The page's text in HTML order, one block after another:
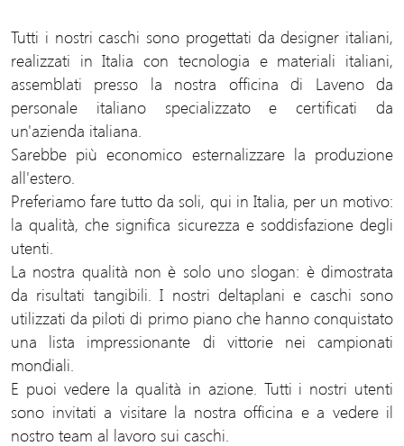
Tutti i nostri caschi sono progettati da designer italiani,
realizzati in Italia con tecnologia e materiali italiani,
assemblati presso la nostra officina di Laveno da
personale italiano specializzato e certificati da
un'azienda italiana.
Sarebbe più economico esternalizzare la produzione
all'estero.
Preferiamo fare tutto da soli, qui in Italia, per un motivo:
la qualità, che significa sicurezza e soddisfazione degli
utenti.
La nostra qualità non è solo uno slogan: è dimostrata
da risultati tangibili. I nostri deltaplani e caschi sono
utilizzati da piloti di primo piano che hanno conquistato
una lista impressionante di vittorie nei campionati
mondiali.
E puoi vedere la qualità in azione. Tutti i nostri utenti
sono invitati a visitare la nostra officina e a vedere il
nostro team al lavoro sui caschi.